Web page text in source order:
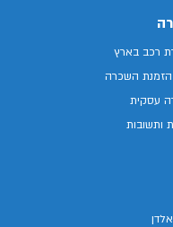
רכב בארץ
הזמנת השכרה
עסקית
ותשובות